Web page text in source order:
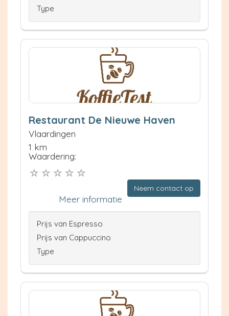
Type
Restaurant De Nieuwe Haven
Vlaardingen
1 km
Waardering:
Neem contact op
Meer informatie
Prijs van Espresso
Prijs van Cappuccino
Type